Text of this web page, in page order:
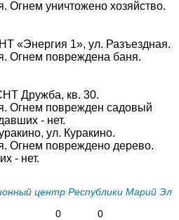
Огнем уничтожено хозяйство.
«Энергия 1», ул. Разъездная.
Огнем повреждена баня.
Дружба, кв. 30.
Огнем поврежден садовый
- нет.
ул. Куракино.
Огнем повреждено дерево.
- нет.
центр Республики Марий Эл
0
0